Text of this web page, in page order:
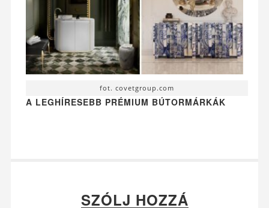
fot. covetgroup.com
A LEGHÍRESEBB PRÉMIUM BÚTORMÁRKÁK
SZÓLJ HOZZÁ